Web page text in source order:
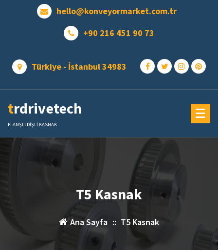
hello@konveyormarket.com.tr
+90 216 451 90 73
Türkiye - İstanbul 34983
trdrivetech
FLANŞLI DİŞLİ KASNAK
T5 Kasnak
Ana Sayfa :: T5 Kasnak